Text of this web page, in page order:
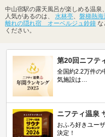
中山宿駅の露天風呂が楽しめる温
人気があるのは、 水林亭、 磐梯熱海
離れの隠れ宿 オーベルジュ鈴鐘 な
ください。
第20回ニフテ
全国約2.2万件の
気施設は…
ニフティ温泉
おふろ好きユー
決定！